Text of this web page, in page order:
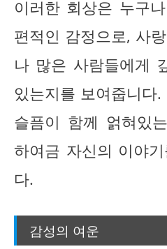
이러한 회상은 누구
편적인 감정으로, 사
나 많은 사람들에게
있는지를 보여줍니다
슬픔이 함께 얽혀있
하여금 자신의 이야
다.
감성의 여운